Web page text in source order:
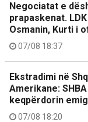
Negociatat e
prapaskenat.
Osmanin, Kurti i
07/08 18:37
Ekstradimi në
Amerikane:
keqpërdorin
07/08 18:20